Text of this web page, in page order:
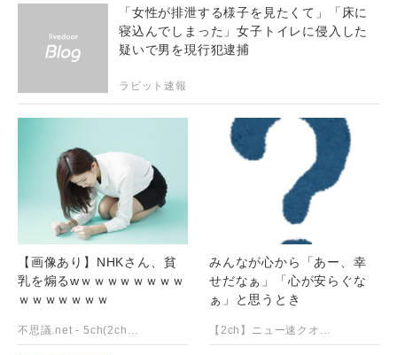
「女性が排泄する様子を見たくて」「床に
寝込んでしまった」女子トイレに侵入した
疑いで男を現行犯逮捕
ラビット速報
【画像あり】NHKさん、貧
乳を煽るwｗｗｗｗｗｗｗｗ
ｗｗｗｗｗｗｗ
不思議.net - 5ch(2ch)まとめサイト
みんなが心から「あー、幸
せだなぁ」「心が安らぐな
ぁ」と思うとき
【2ch】ニュー速クオリティ